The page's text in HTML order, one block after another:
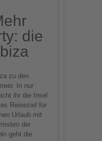
die
zu den
In nur
ihr die Insel
Reiseziel für
Urlaub mit
der
geht die